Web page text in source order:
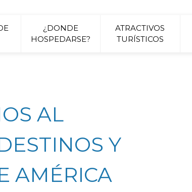
¿DONDE
HOSPEDARSE?
ATRACTIVOS
TURÍSTICOS
AL
Y
AMÉRICA